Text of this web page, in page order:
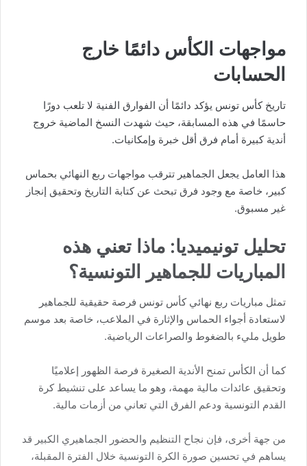
مواجهات الكأس دائمًا خارج
الحسابات
تاريخ كأس تونس يؤكد دائمًا أن الفوارق الفنية لا تلعب دورًا
حاسمًا في هذه المسابقة، حيث شهدت النسخ الماضية خروج
أندية كبيرة أمام فرق أقل خبرة وإمكانيات.
هذا العامل يجعل الجماهير تترقب مواجهات ربع النهائي بحماس
كبير، خاصة مع وجود فرق تبحث عن كتابة التاريخ وتحقيق إنجاز
غير مسبوق.
تحليل تونيميديا: ماذا تعني هذه
المباريات للجماهير التونسية؟
تمثل مباريات ربع نهائي كأس تونس فرصة حقيقية للجماهير
لاستعادة أجواء الحماس والإثارة في الملاعب، خاصة بعد موسم
طويل مليء بالضغوط والصراعات الرياضية.
كما أن الكأس تمنح الأندية الصغيرة فرصة الظهور إعلاميًا
وتحقيق عائدات مالية مهمة، وهو ما يساعد على تنشيط كرة
القدم التونسية ودعم الفرق التي تعاني من أزمات مالية.
من جهة أخرى، فإن نجاح التنظيم والحضور الجماهيري الكبير قد
يساهم في تحسين صورة الكرة التونسية خلال الفترة المقبلة،